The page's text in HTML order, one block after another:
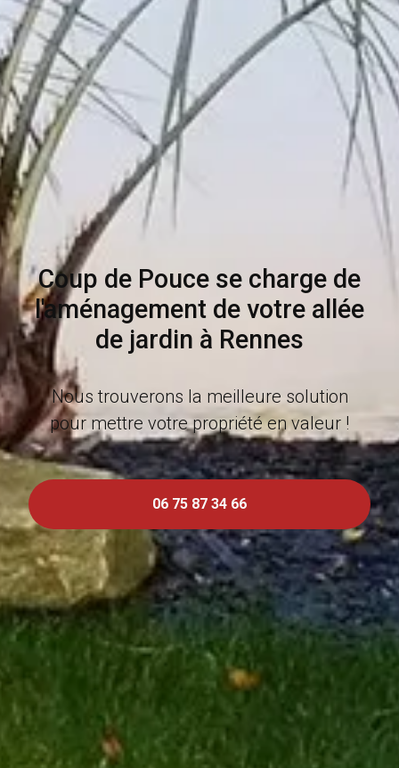
Coup de Pouce se charge de
l'aménagement de votre allée
de jardin à Rennes
Nous trouverons la meilleure solution
pour mettre votre propriété en valeur !
06 75 87 34 66